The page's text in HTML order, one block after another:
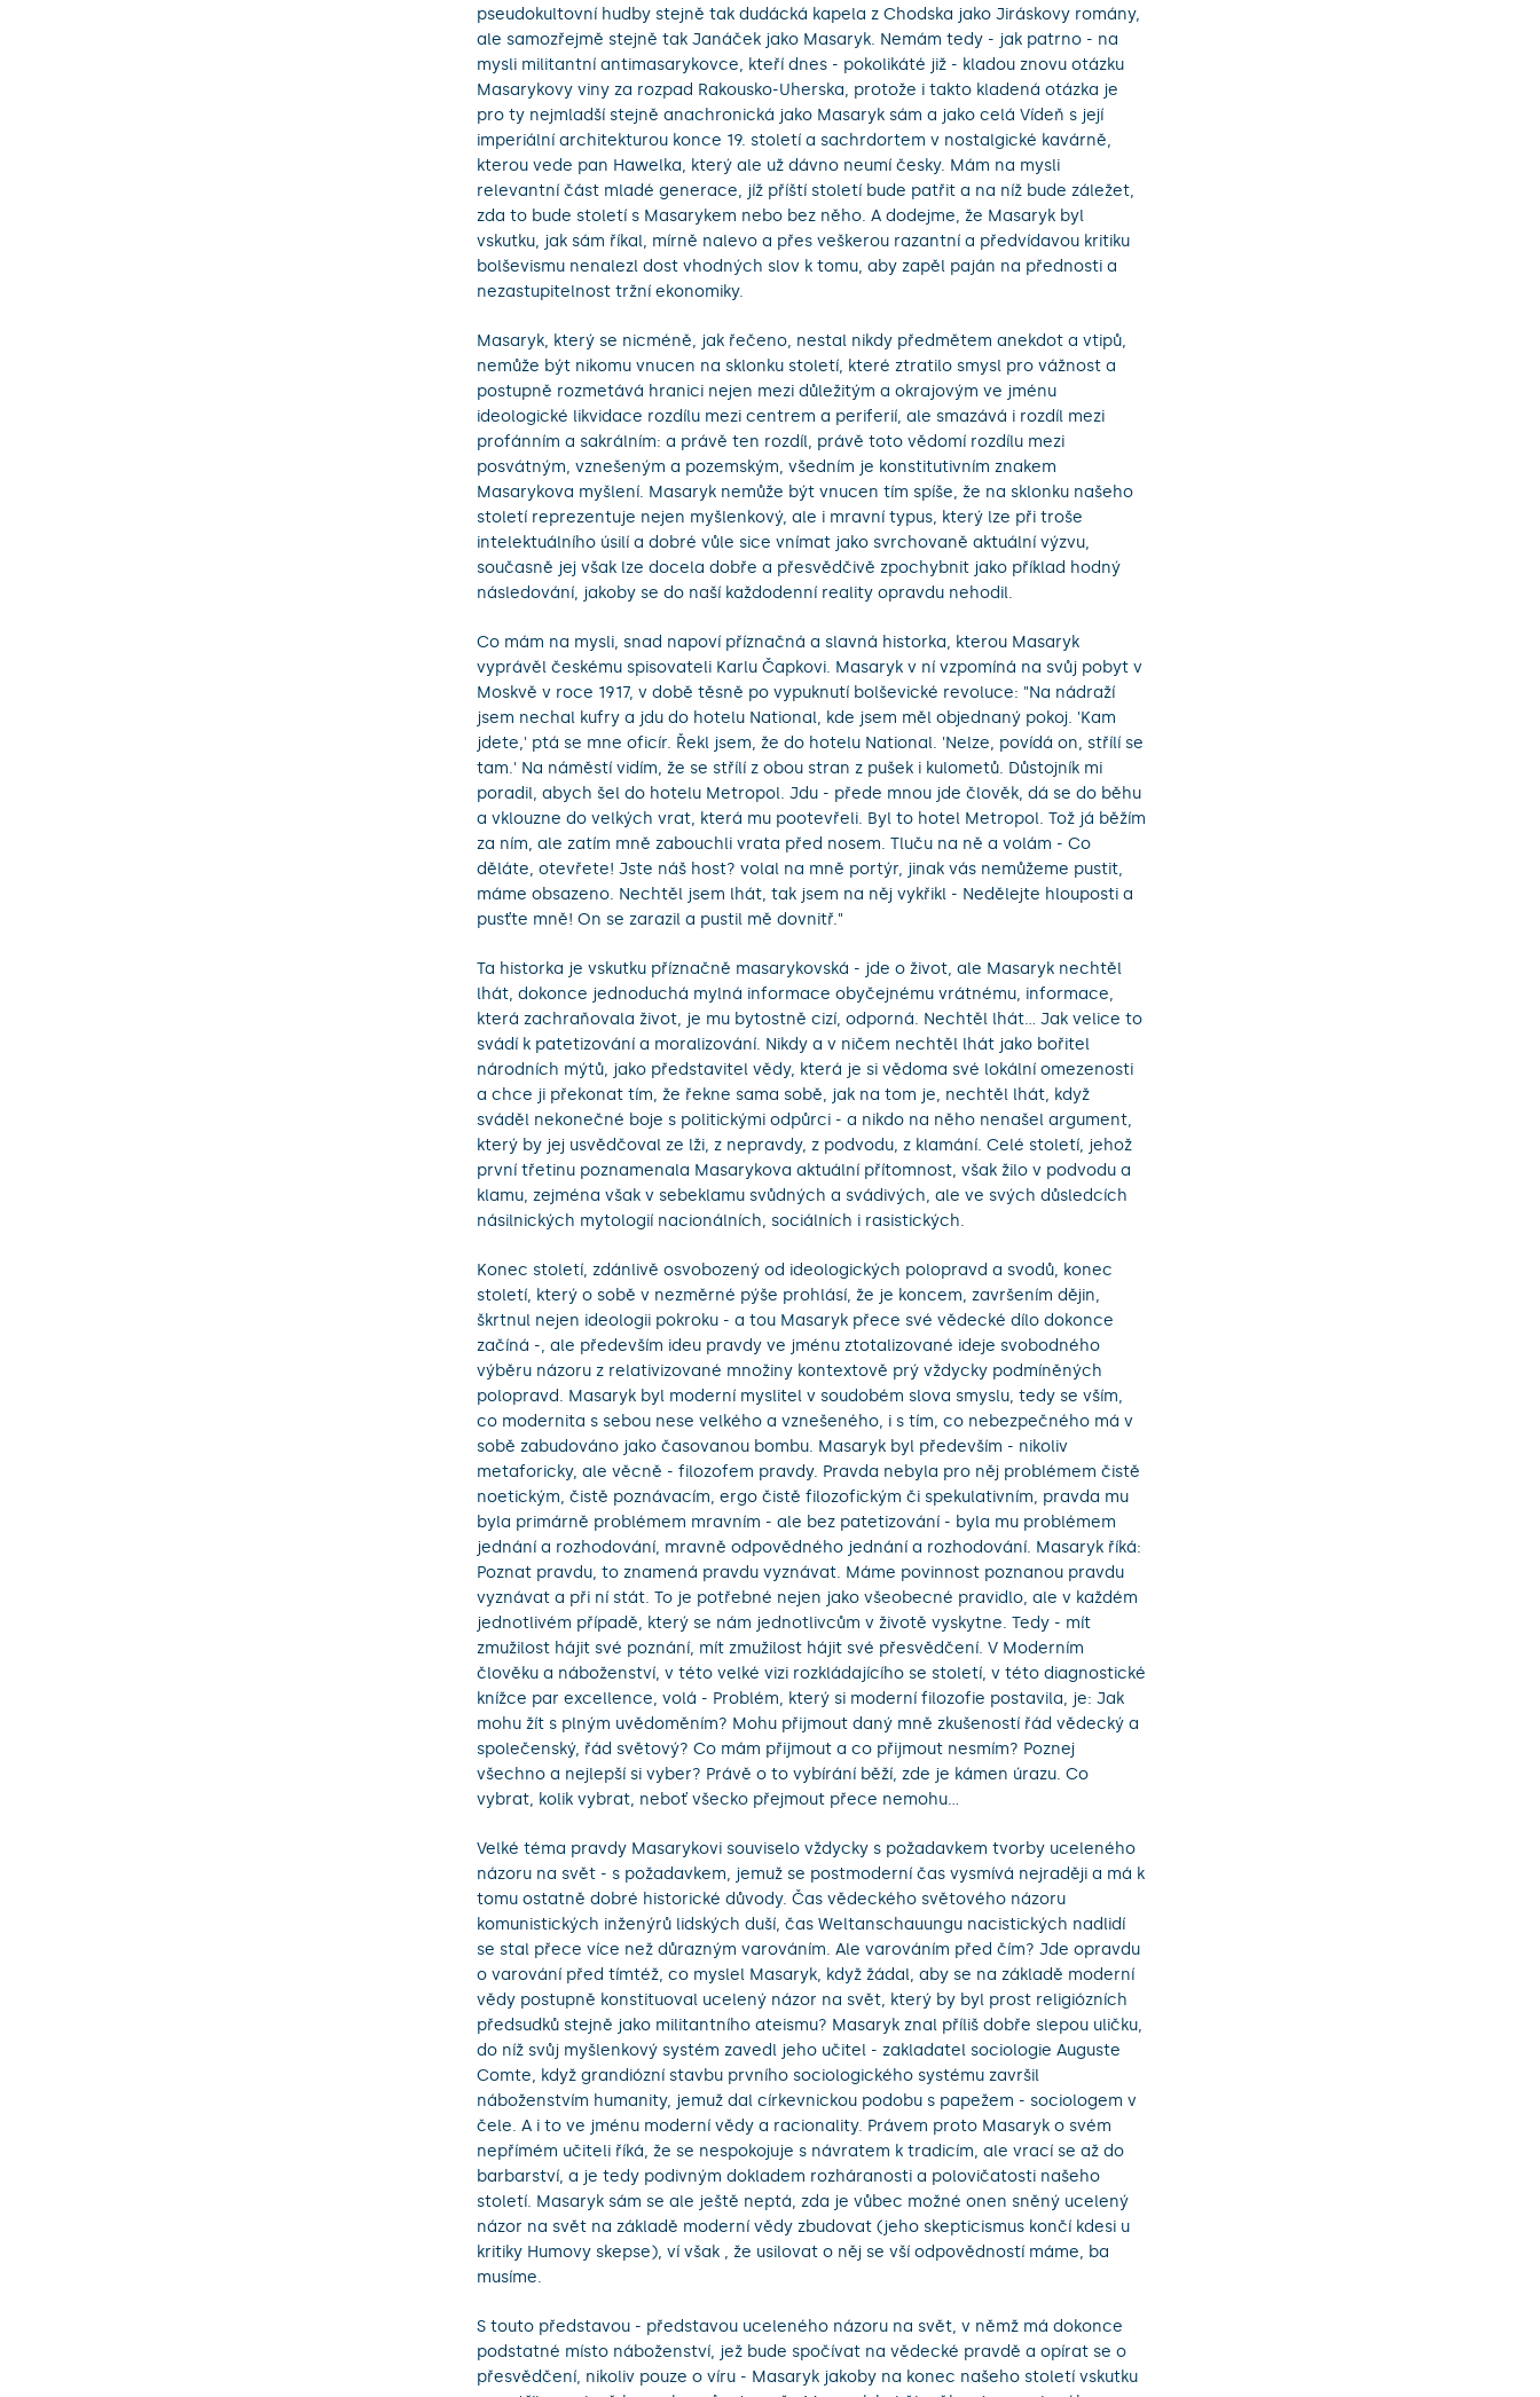
pseudokultovní hudby stejně tak dudácká kapela z Chodska jako Jiráskovy romány,
ale samozřejmě stejně tak Janáček jako Masaryk. Nemám tedy - jak patrno - na
mysli militantní antimasarykovce, kteří dnes - pokolikáté již - kladou znovu otázku
Masarykovy viny za rozpad Rakousko-Uherska, protože i takto kladená otázka je
pro ty nejmladší stejně anachronická jako Masaryk sám a jako celá Vídeň s její
imperiální architekturou konce 19. století a sachrdortem v nostalgické kavárně,
kterou vede pan Hawelka, který ale už dávno neumí česky. Mám na mysli
relevantní část mladé generace, jíž příští století bude patřit a na níž bude záležet,
zda to bude století s Masarykem nebo bez něho. A dodejme, že Masaryk byl
vskutku, jak sám říkal, mírně nalevo a přes veškerou razantní a předvídavou kritiku
bolševismu nenalezl dost vhodných slov k tomu, aby zapěl paján na přednosti a
nezastupitelnost tržní ekonomiky.
Masaryk, který se nicméně, jak řečeno, nestal nikdy předmětem anekdot a vtipů,
nemůže být nikomu vnucen na sklonku století, které ztratilo smysl pro vážnost a
postupně rozmetává hranici nejen mezi důležitým a okrajovým ve jménu
ideologické likvidace rozdílu mezi centrem a periferií, ale smazává i rozdíl mezi
profánním a sakrálním: a právě ten rozdíl, právě toto vědomí rozdílu mezi
posvátným, vznešeným a pozemským, všedním je konstitutivním znakem
Masarykova myšlení. Masaryk nemůže být vnucen tím spíše, že na sklonku našeho
století reprezentuje nejen myšlenkový, ale i mravní typus, který lze při troše
intelektuálního úsilí a dobré vůle sice vnímat jako svrchovaně aktuální výzvu,
současně jej však lze docela dobře a přesvědčivě zpochybnit jako příklad hodný
následování, jakoby se do naší každodenní reality opravdu nehodil.
Co mám na mysli, snad napoví příznačná a slavná historka, kterou Masaryk
vyprávěl českému spisovateli Karlu Čapkovi. Masaryk v ní vzpomíná na svůj pobyt v
Moskvě v roce 1917, v době těsně po vypuknutí bolševické revoluce: "Na nádraží
jsem nechal kufry a jdu do hotelu National, kde jsem měl objednaný pokoj. 'Kam
jdete,' ptá se mne oficír. Řekl jsem, že do hotelu National. 'Nelze, povídá on, střílí se
tam.' Na náměstí vidím, že se střílí z obou stran z pušek i kulometů. Důstojník mi
poradil, abych šel do hotelu Metropol. Jdu - přede mnou jde člověk, dá se do běhu
a vklouzne do velkých vrat, která mu pootevřeli. Byl to hotel Metropol. Tož já běžím
za ním, ale zatím mně zabouchli vrata před nosem. Tluču na ně a volám - Co
děláte, otevřete! Jste náš host? volal na mně portýr, jinak vás nemůžeme pustit,
máme obsazeno. Nechtěl jsem lhát, tak jsem na něj vykřikl - Nedělejte hlouposti a
pusťte mně! On se zarazil a pustil mě dovnitř."
Ta historka je vskutku příznačně masarykovská - jde o život, ale Masaryk nechtěl
lhát, dokonce jednoduchá mylná informace obyčejnému vrátnému, informace,
která zachraňovala život, je mu bytostně cizí, odporná. Nechtěl lhát... Jak velice to
svádí k patetizování a moralizování. Nikdy a v ničem nechtěl lhát jako bořitel
národních mýtů, jako představitel vědy, která je si vědoma své lokální omezenosti
a chce ji překonat tím, že řekne sama sobě, jak na tom je, nechtěl lhát, když
sváděl nekonečné boje s politickými odpůrci - a nikdo na něho nenašel argument,
který by jej usvědčoval ze lži, z nepravdy, z podvodu, z klamání. Celé století, jehož
první třetinu poznamenala Masarykova aktuální přítomnost, však žilo v podvodu a
klamu, zejména však v sebeklamu svůdných a svádivých, ale ve svých důsledcích
násilnických mytologií nacionálních, sociálních i rasistických.
Konec století, zdánlivě osvobozený od ideologických polopravd a svodů, konec
století, který o sobě v nezměrné pýše prohlásí, že je koncem, završením dějin,
škrtnul nejen ideologii pokroku - a tou Masaryk přece své vědecké dílo dokonce
začíná -, ale především ideu pravdy ve jménu ztotalizované ideje svobodného
výběru názoru z relativizované množiny kontextově prý vždycky podmíněných
polopravd. Masaryk byl moderní myslitel v soudobém slova smyslu, tedy se vším,
co modernita s sebou nese velkého a vznešeného, i s tím, co nebezpečného má v
sobě zabudováno jako časovanou bombu. Masaryk byl především - nikoliv
metaforicky, ale věcně - filozofem pravdy. Pravda nebyla pro něj problémem čistě
noetickým, čistě poznávacím, ergo čistě filozofickým či spekulativním, pravda mu
byla primárně problémem mravním - ale bez patetizování - byla mu problémem
jednání a rozhodování, mravně odpovědného jednání a rozhodování. Masaryk říká:
Poznat pravdu, to znamená pravdu vyznávat. Máme povinnost poznanou pravdu
vyznávat a při ní stát. To je potřebné nejen jako všeobecné pravidlo, ale v každém
jednotlivém případě, který se nám jednotlivcům v životě vyskytne. Tedy - mít
zmužilost hájit své poznání, mít zmužilost hájit své přesvědčení. V Moderním
člověku a náboženství, v této velké vizi rozkládajícího se století, v této diagnostické
knížce par excellence, volá - Problém, který si moderní filozofie postavila, je: Jak
mohu žít s plným uvědoměním? Mohu přijmout daný mně zkušeností řád vědecký a
společenský, řád světový? Co mám přijmout a co přijmout nesmím? Poznej
všechno a nejlepší si vyber? Právě o to vybírání běží, zde je kámen úrazu. Co
vybrat, kolik vybrat, neboť všecko přejmout přece nemohu...
Velké téma pravdy Masarykovi souviselo vždycky s požadavkem tvorby uceleného
názoru na svět - s požadavkem, jemuž se postmoderní čas vysmívá nejraději a má k
tomu ostatně dobré historické důvody. Čas vědeckého světového názoru
komunistických inženýrů lidských duší, čas Weltanschauungu nacistických nadlidí
se stal přece více než důrazným varováním. Ale varováním před čím? Jde opravdu
o varování před tímtéž, co myslel Masaryk, když žádal, aby se na základě moderní
vědy postupně konstituoval ucelený názor na svět, který by byl prost religiózních
předsudků stejně jako militantního ateismu? Masaryk znal příliš dobře slepou uličku,
do níž svůj myšlenkový systém zavedl jeho učitel - zakladatel sociologie Auguste
Comte, když grandiózní stavbu prvního sociologického systému završil
náboženstvím humanity, jemuž dal církevnickou podobu s papežem - sociologem v
čele. A i to ve jménu moderní vědy a racionality. Právem proto Masaryk o svém
nepřímém učiteli říká, že se nespokojuje s návratem k tradicím, ale vrací se až do
barbarství, a je tedy podivným dokladem rozháranosti a polovičatosti našeho
století. Masaryk sám se ale ještě neptá, zda je vůbec možné onen sněný ucelený
názor na svět na základě moderní vědy zbudovat (jeho skepticismus končí kdesi u
kritiky Humovy skepse), ví však , že usilovat o něj se vší odpovědností máme, ba
musíme.
S touto představou - představou uceleného názoru na svět, v němž má dokonce
podstatné místo náboženství, jež bude spočívat na vědecké pravdě a opírat se o
přesvědčení, nikoliv pouze o víru - Masaryk jakoby na konec našeho století vskutku